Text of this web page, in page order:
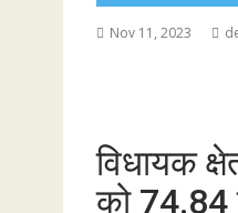
Nov 11, 2023
विधायक
को 74.84